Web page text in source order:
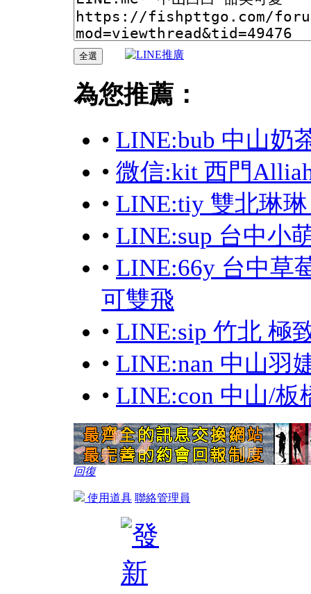
為您推薦：
• LINE:bub 中山奶
• 微信:kit 西門
• LINE:tiy 雙北琳
• LINE:sup 台中小
• LINE:66y 台中草
可雙飛
• LINE:sip 竹北 極
• LINE:nan 中山羽
• LINE:con 中山/板
回復
使用道具 聯絡管理員